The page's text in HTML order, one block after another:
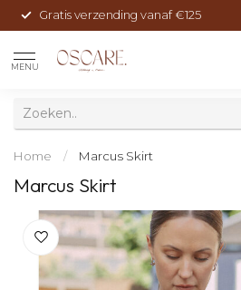
Gratis verzending vanaf €125
MENU
Home / Marcus Skirt
Marcus Skirt